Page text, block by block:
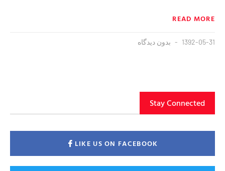
READ MORE
1392-05-31 بدون دیدگاه
Stay Connected
LIKE US ON FACEBOOK